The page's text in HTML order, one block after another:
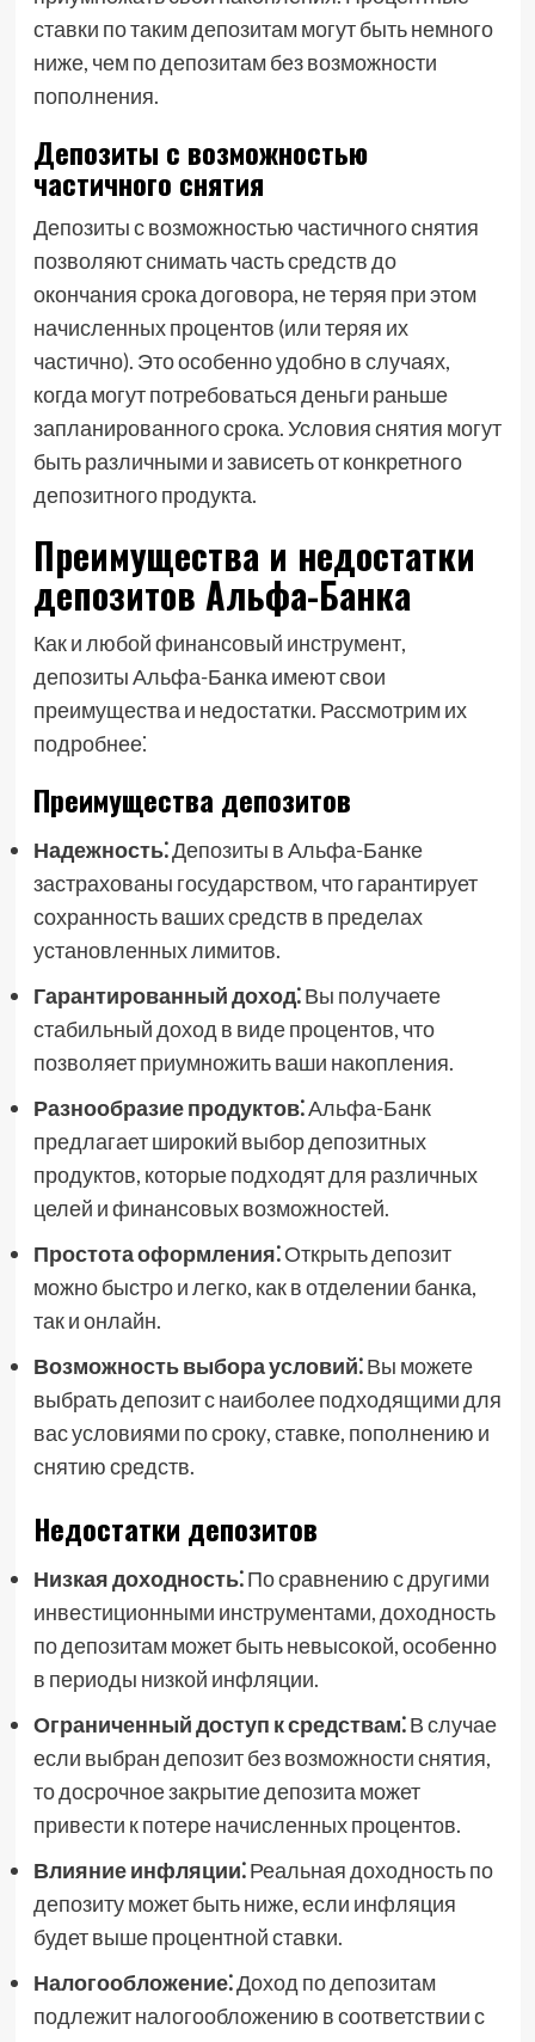
ставки по таким депозитам могут быть немного
ниже, чем по депозитам без возможности
пополнения.
Депозиты с возможностью
частичного снятия
Депозиты с возможностью частичного снятия
позволяют снимать часть средств до
окончания срока договора, не теряя при этом
начисленных процентов (или теряя их
частично). Это особенно удобно в случаях,
когда могут потребоваться деньги раньше
запланированного срока. Условия снятия могут
быть различными и зависеть от конкретного
депозитного продукта.
Преимущества и недостатки
депозитов Альфа-Банка
Как и любой финансовый инструмент,
депозиты Альфа-Банка имеют свои
преимущества и недостатки. Рассмотрим их
подробнее⁚
Преимущества депозитов
Надежность⁚Депозиты в Альфа-Банке
застрахованы государством, что гарантирует
сохранность ваших средств в пределах
установленных лимитов.
Гарантированный доход⁚Вы получаете
стабильный доход в виде процентов, что
позволяет приумножить ваши накопления.
Разнообразие продуктов⁚Альфа-Банк
предлагает широкий выбор депозитных
продуктов, которые подходят для различных
целей и финансовых возможностей.
Простота оформления⁚Открыть депозит
можно быстро и легко, как в отделении банка,
так и онлайн.
Возможность выбора условий⁚Вы можете
выбрать депозит с наиболее подходящими для
вас условиями по сроку, ставке, пополнению и
снятию средств.
Недостатки депозитов
Низкая доходность⁚По сравнению с другими
инвестиционными инструментами, доходность
по депозитам может быть невысокой, особенно
в периоды низкой инфляции.
Ограниченный доступ к средствам⁚В случае
если выбран депозит без возможности снятия,
то досрочное закрытие депозита может
привести к потере начисленных процентов.
Влияние инфляции⁚Реальная доходность по
депозиту может быть ниже, если инфляция
будет выше процентной ставки.
Налогообложение⁚Доход по депозитам
подлежит налогообложению в соответствии с